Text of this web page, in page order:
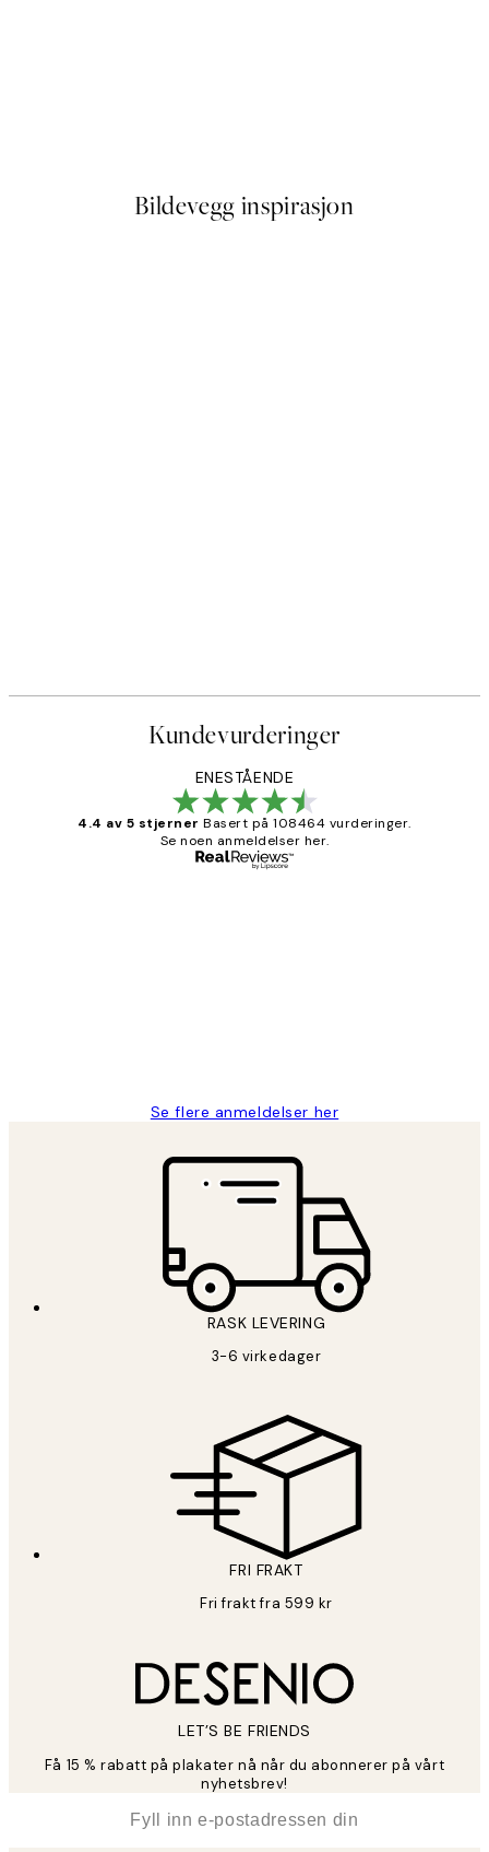
Bildevegg inspirasjon
Kundevurderinger
ENESTÅENDE
4.4 av 5 stjerner Basert på 108464 vurderinger.
Se noen anmeldelser her.
Se flere anmeldelser her
RASK LEVERING
3-6 virkedager
FRI FRAKT
Fri frakt fra 599 kr
LET’S BE FRIENDS
Få 15 % rabatt på plakater nå når du abonnerer på vårt
nyhetsbrev!